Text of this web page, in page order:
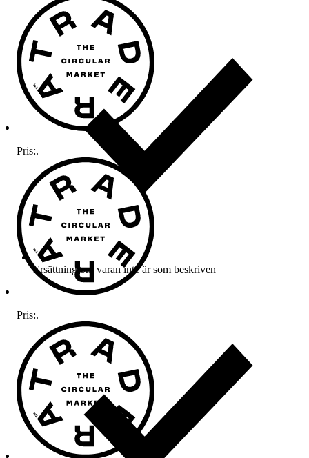
Ersättning om varan inte är som beskriven
Pris:.
Pris:.